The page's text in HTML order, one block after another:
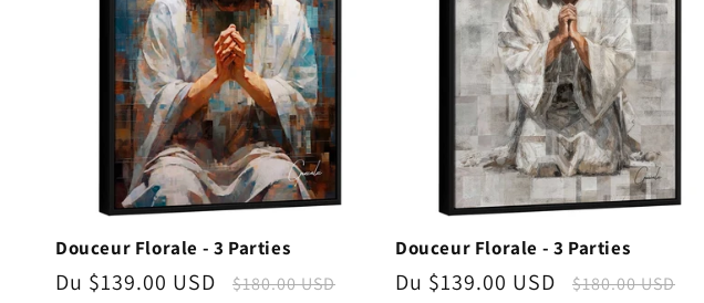
Douceur Florale - 3 Parties
Prix
Du $139.00 USD
Prix
$180.00 USD
Douceur Florale - 3 Parties
Prix
Du $139.00 USD
Prix
$180.00 USD